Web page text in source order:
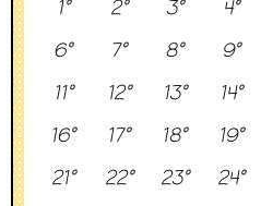
1° 2° 3° 4°
6°
7° 8° 9°
11°
12° 13° 14°
16°
17° 18° 19°
21°
22° 23° 24°